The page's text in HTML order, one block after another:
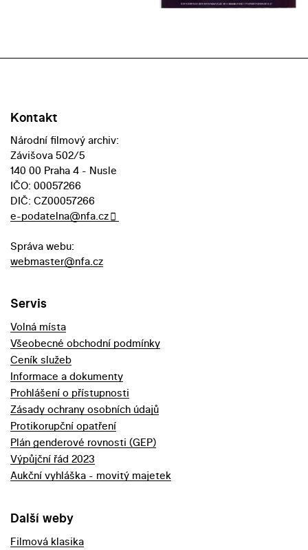
Kontakt
Národní filmový archiv:
Závišova 502/5
140 00 Praha 4 - Nusle
IČO: 00057266
DIČ: CZ00057266
e-podatelna@nfa.cz
Správa webu:
webmaster@nfa.cz
Servis
Volná místa
Všeobecné obchodní podmínky
Ceník služeb
Informace a dokumenty
Prohlášení o přístupnosti
Zásady ochrany osobních údajů
Protikorupční opatření
Plán genderové rovnosti (GEP)
Výpůjční řád 2023
Aukční vyhláška - movitý majetek
Další weby
Filmová klasika